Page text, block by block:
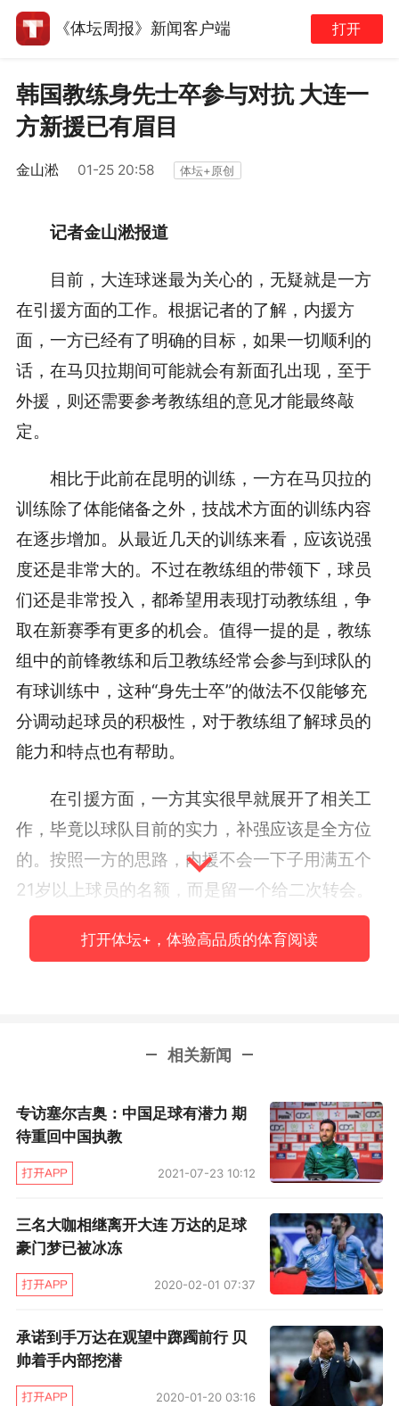
《体坛周报》新闻客户端 打开
韩国教练身先士卒参与对抗 大连一
方新援已有眉目
金山淞 01-25 20:58 体坛+原创
记者金山淞报道
目前，大连球迷最为关心的，无疑就是一方
在引援方面的工作。根据记者的了解，内援方
面，一方已经有了明确的目标，如果一切顺利的
话，在马贝拉期间可能就会有新面孔出现，至于
外援，则还需要参考教练组的意见才能最终敲
定。
相比于此前在昆明的训练，一方在马贝拉的
训练除了体能储备之外，技战术方面的训练内容
在逐步增加。从最近几天的训练来看，应该说强
度还是非常大的。不过在教练组的带领下，球员
们还是非常投入，都希望用表现打动教练组，争
取在新赛季有更多的机会。值得一提的是，教练
组中的前锋教练和后卫教练经常会参与到球队的
有球训练中，这种“身先士卒”的做法不仅能够充
分调动起球员的积极性，对于教练组了解球员的
能力和特点也有帮助。
在引援方面，一方其实很早就展开了相关工
作，毕竟以球队目前的实力，补强应该是全方位
的。按照一方的思路，内援不会一下子用满五个
21岁以上球员的名额，而是留一个给二次转会。
至于位置，首选将是中后卫、边后卫和中场中路
的球员。有一点需要说明的是，这些目标球员，
以在哪个位置上引进哪名球员，还需要通盘考
至于外援，则还需要在教练组充分了解球队
的情况之后，再决定在哪个位置上进行引进。以
中超的现状，相对于内援，外援的引进会容易一
些，而且选择面也更大。据了解，除了实力之
外，一方希望外援的年龄不要太大，这样可以保
持稳定。另外，这次在马贝拉的训练，一方特地
挑选了几名年轻球员随队，其中有的已经得到了
队内认可，进入新赛季的报名名单希望很大。当
然，这些球员毕竟年轻，不能指望他们现在马上
就派上用场，还需要通过在一线队的锻炼逐步成
打开体坛+，体验高品质的体育阅读
相关新闻
专访塞尔吉奥：中国足球有潜力 期
待重回中国执教
2021-07-23 10:12
三名大咖相继离开大连 万达的足球
豪门梦已被冰冻
2020-02-01 07:37
承诺到手万达在观望中踯躅前行 贝
帅着手内部挖潜
2020-01-20 03:16